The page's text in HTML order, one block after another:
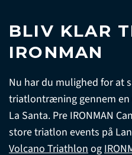
BLIV KLAR
IRONMAN
Nu har du mulighed for at
triatlontræning gennem
La Santa. Pre IRONMAN
store triatlon events på
Volcano Triathlonog